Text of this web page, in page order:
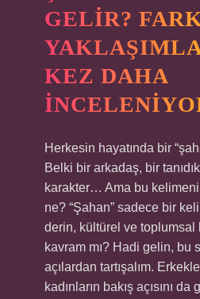
GELIR?
KEZ DAHA
Herkesin hayatında bir
Belki bir arkadaş, bir
karakter… Ama bu
ne? “Şahan” sadece bir
derin, kültürel ve toplumsal
kavram mı? Hadi gelin, bu
açılardan tartışalım.
kadınların bakış açısını